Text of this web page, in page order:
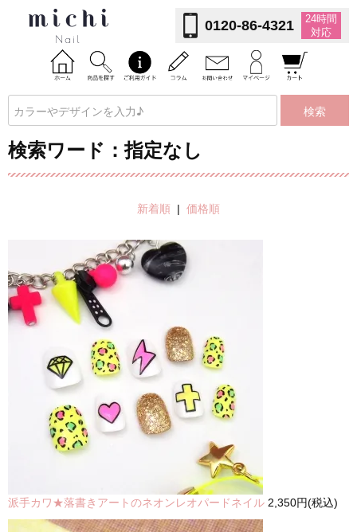
0120-86-4321
24時間
対応
検索
検索ワード：指定なし
新着順 | 価格順
派手カワ★落書きアートのネオンレオパードネイル 2,350円(税込)